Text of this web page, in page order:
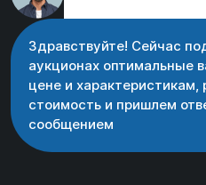
Здравствуйте! Сейчас
аукционах оптимальные
цене и характеристикам,
стоимость и пришлем
сообщением